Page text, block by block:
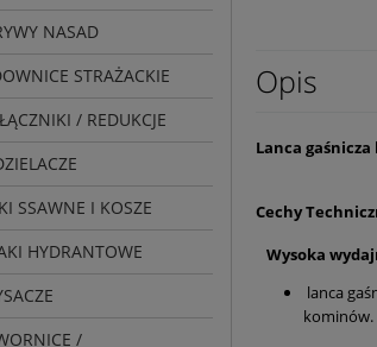
NASAD
STRAŻACKIE
/ REDUKCJE
SSAWNE I KOSZE
HYDRANTOWE
/
Opis
Lanca
Cechy
Wysoka
lanca
kominów.